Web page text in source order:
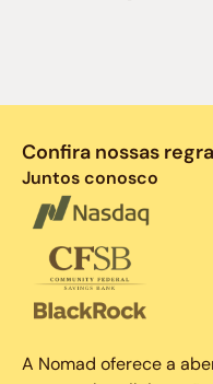
Confira nossas
Juntos conosco
A Nomad oferece a